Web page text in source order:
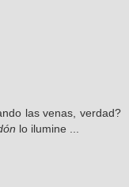
las venas, verdad?
lo ilumine ...